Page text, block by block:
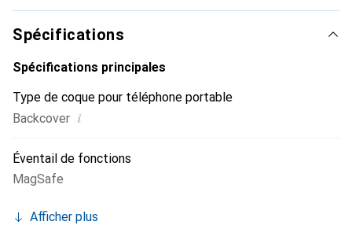
haute qualité, la marque Noreve est un choix fiable pour
une clientèle exigeante.
Spécifications
Spécifications principales
Type de coque pour téléphone portable
Backcover i
Éventail de fonctions
MagSafe
Afficher plus